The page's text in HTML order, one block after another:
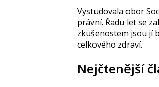
Vystudovala obor
právní. Řadu let se
zkušenostem jsou jí
celkového zdraví.
Nejčtenější